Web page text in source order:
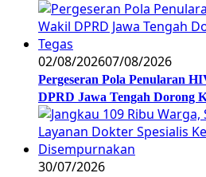
02/08/202607/08/2026
Pergeseran Pola Penularan
DPRD Jawa Tengah Dorong
30/07/2026